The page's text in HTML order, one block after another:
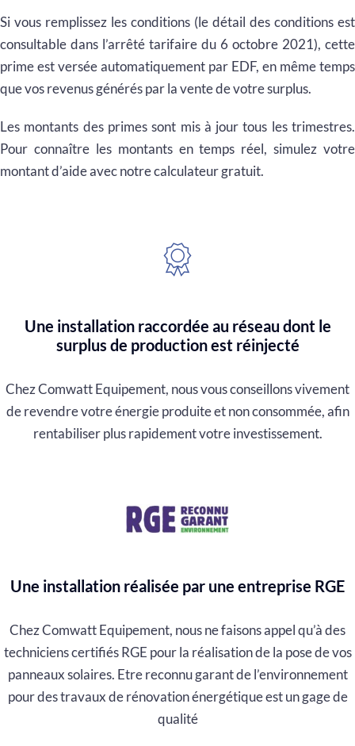
Si vous remplissez les conditions (le détail des conditions est
consultable dans l’arrêté tarifaire du 6 octobre 2021), cette
prime est versée automatiquement par EDF, en même temps
que vos revenus générés par la vente de votre surplus.
Les montants des primes sont mis à jour tous les trimestres.
Pour connaître les montants en temps réel, simulez votre
montant d’aide avec notre calculateur gratuit.
Une installation raccordée au réseau dont le
surplus de production est réinjecté
Chez Comwatt Equipement, nous vous conseillons vivement
de revendre votre énergie produite et non consommée, afin
rentabiliser plus rapidement votre investissement.
Une installation réalisée par une entreprise RGE
Chez Comwatt Equipement, nous ne faisons appel qu’à des
techniciens certifiés RGE pour la réalisation de la pose de vos
panneaux solaires. Etre reconnu garant de l’environnement
pour des travaux de rénovation énergétique est un gage de
qualité